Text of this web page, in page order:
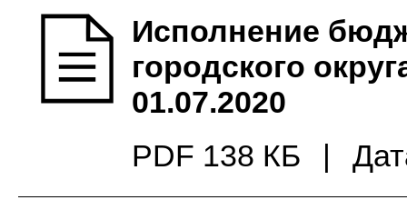
Исполнение
городского
01.07.2020
PDF 138 КБ
|